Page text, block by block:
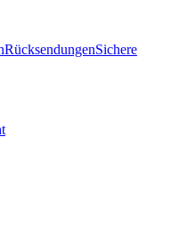
RücksendungenSichere